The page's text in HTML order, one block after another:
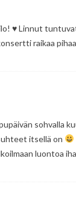
♥Linnut
raikaa
sohvalla
itsellä on
luontoa